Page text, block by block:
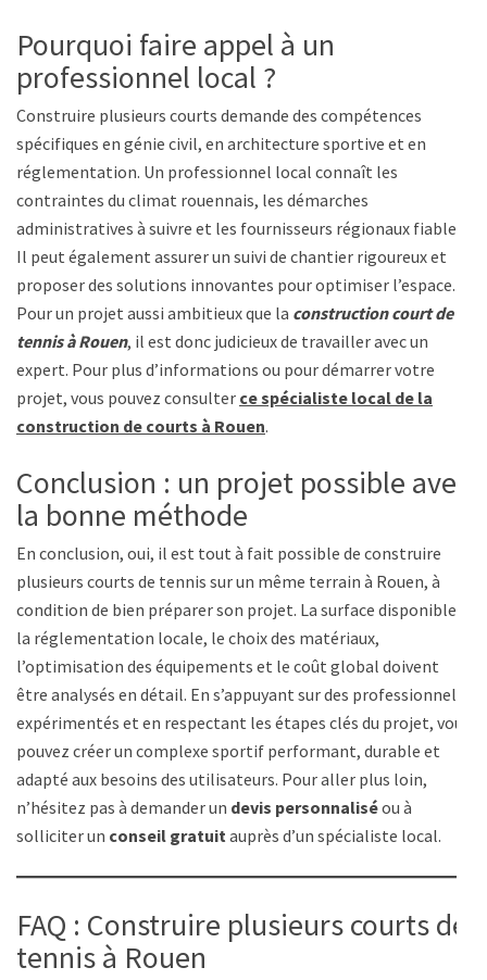
Pourquoi faire appel à un
professionnel local ?
Construire plusieurs courts demande des compétences
spécifiques en génie civil, en architecture sportive et en
réglementation. Un professionnel local connaît les
contraintes du climat rouennais, les démarches
administratives à suivre et les fournisseurs régionaux fiables.
Il peut également assurer un suivi de chantier rigoureux et
proposer des solutions innovantes pour optimiser l’espace.
Pour un projet aussi ambitieux que la construction court de
tennis à Rouen, il est donc judicieux de travailler avec un
expert. Pour plus d’informations ou pour démarrer votre
projet, vous pouvez consulter ce spécialiste local de la
construction de courts à Rouen.
Conclusion : un projet possible avec
la bonne méthode
En conclusion, oui, il est tout à fait possible de construire
plusieurs courts de tennis sur un même terrain à Rouen, à
condition de bien préparer son projet. La surface disponible,
la réglementation locale, le choix des matériaux,
l’optimisation des équipements et le coût global doivent
être analysés en détail. En s’appuyant sur des professionnels
expérimentés et en respectant les étapes clés du projet, vous
pouvez créer un complexe sportif performant, durable et
adapté aux besoins des utilisateurs. Pour aller plus loin,
n’hésitez pas à demander un devis personnaliséou à
solliciter un conseil gratuit auprès d’un spécialiste local.
FAQ : Construire plusieurs courts de
tennis à Rouen